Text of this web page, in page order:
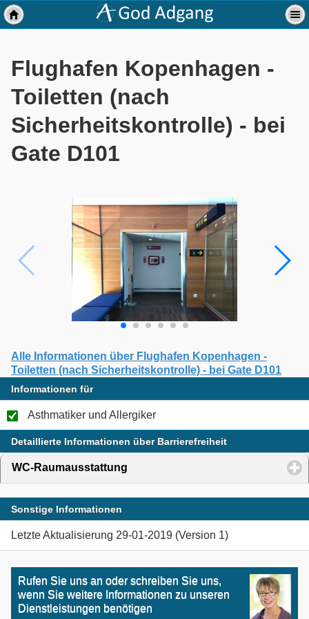
Flughafen Kopenhagen -
Toiletten (nach
Sicherheitskontrolle) - bei
Gate D101
Alle Informationen über Flughafen Kopenhagen -
Toiletten (nach Sicherheitskontrolle) - bei Gate D101
Informationen für
Asthmatiker und Allergiker
Detaillierte Informationen über Barrierefreiheit
WC-Raumausstattung
Sonstige Informationen
Letzte Aktualisierung 29-01-2019 (Version 1)
Rufen Sie uns an oder schreiben Sie uns,
wenn Sie weitere Informationen zu unseren
Dienstleistungen benötigen